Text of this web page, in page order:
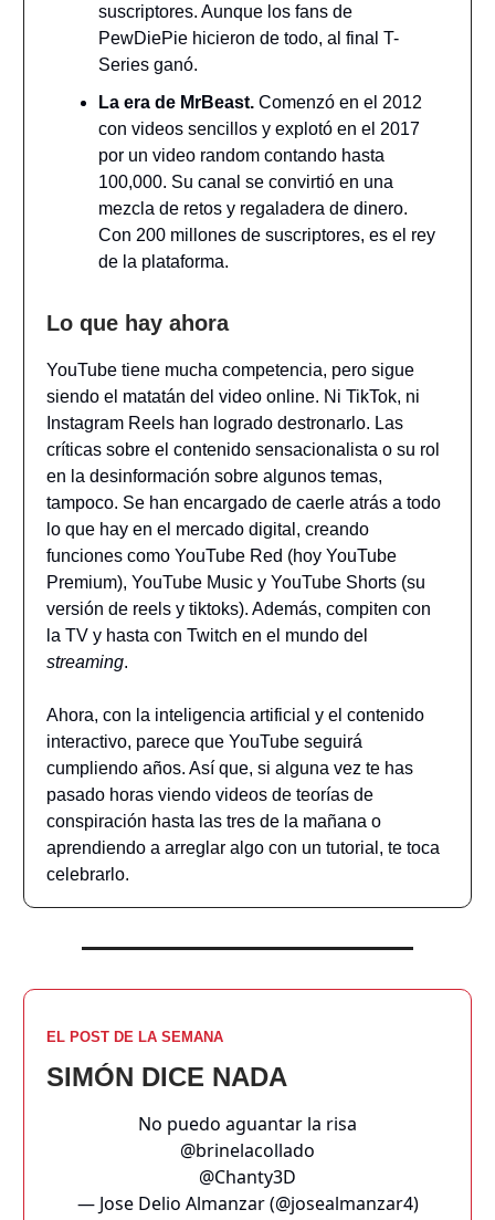
suscriptores. Aunque los fans de
PewDiePie hicieron de todo, al final T-
Series ganó.
La era de MrBeast. Comenzó en el 2012
con videos sencillos y explotó en el 2017
por un video random contando hasta
100,000. Su canal se convirtió en una
mezcla de retos y regaladera de dinero.
Con 200 millones de suscriptores, es el rey
de la plataforma.
Lo que hay ahora
YouTube tiene mucha competencia, pero sigue
siendo el matatán del video online. Ni TikTok, ni
Instagram Reels han logrado destronarlo. Las
críticas sobre el contenido sensacionalista o su rol
en la desinformación sobre algunos temas,
tampoco. Se han encargado de caerle atrás a todo
lo que hay en el mercado digital, creando
funciones como YouTube Red (hoy YouTube
Premium), YouTube Music y YouTube Shorts (su
versión de reels y tiktoks). Además, compiten con
la TV y hasta con Twitch en el mundo del
streaming.
Ahora, con la inteligencia artificial y el contenido
interactivo, parece que YouTube seguirá
cumpliendo años. Así que, si alguna vez te has
pasado horas viendo videos de teorías de
conspiración hasta las tres de la mañana o
aprendiendo a arreglar algo con un tutorial, te toca
celebrarlo.
EL POST DE LA SEMANA
SIMÓN DICE NADA
No puedo aguantar la risa
@brinelacollado
@Chanty3D
— Jose Delio Almanzar (@josealmanzar4)